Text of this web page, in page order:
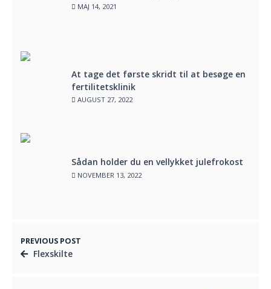
MAJ 14, 2021
At tage det første skridt til at besøge en
fertilitetsklinik
AUGUST 27, 2022
Sådan holder du en vellykket julefrokost
NOVEMBER 13, 2022
PREVIOUS POST
Flexskilte